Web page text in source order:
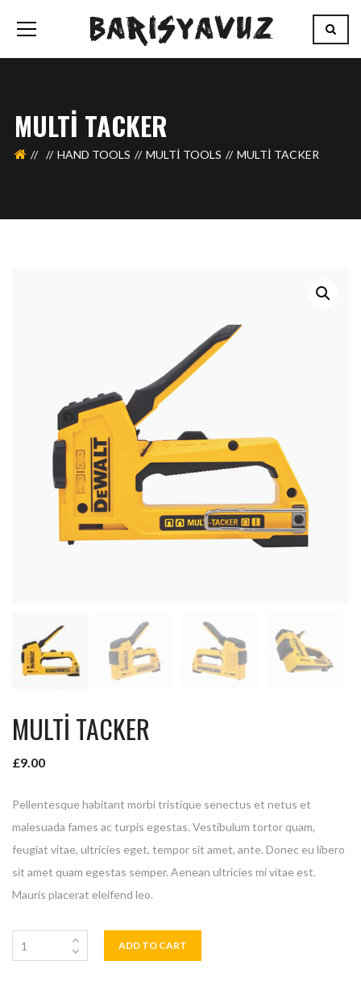
MULTI TACKER
HAND TOOLS MULTI TOOLS MULTI TACKER
MULTI TACKER
£9.00
Pellentesque habitant morbi tristique senectus et netus et
malesuada fames ac turpis egestas. Vestibulum tortor quam,
feugiat vitae, ultricies eget, tempor sit amet, ante. Donec eu libero
sit amet quam egestas semper. Aenean ultricies mi vitae est.
Mauris placerat eleifend leo.
ADD TO CART